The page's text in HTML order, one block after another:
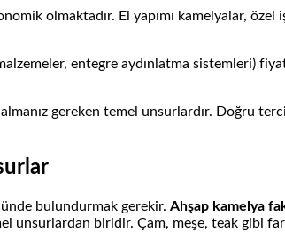
olmaktadır. El yapımı kamelyalar,
entegre aydınlatma sistemleri)
gereken temel unsurlardır. Doğru
bulundurmak gerekir. Ahşap kamelya
unsurlardan biridir. Çam, meşe, teak gibi